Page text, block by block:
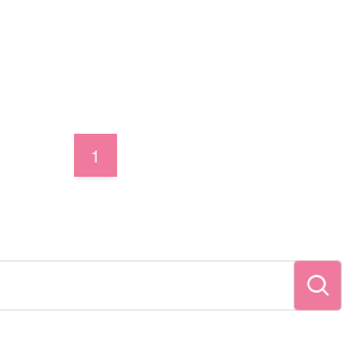
1